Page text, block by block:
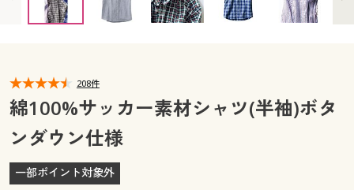
カタログ無料プレゼント
マイページ
閲覧履歴
お気に入り
閲覧履歴
お気に入り
サポート
208件
綿100%サッカー素材シャツ(半袖)ボタ
ンダウン仕様
一部ポイント対象外